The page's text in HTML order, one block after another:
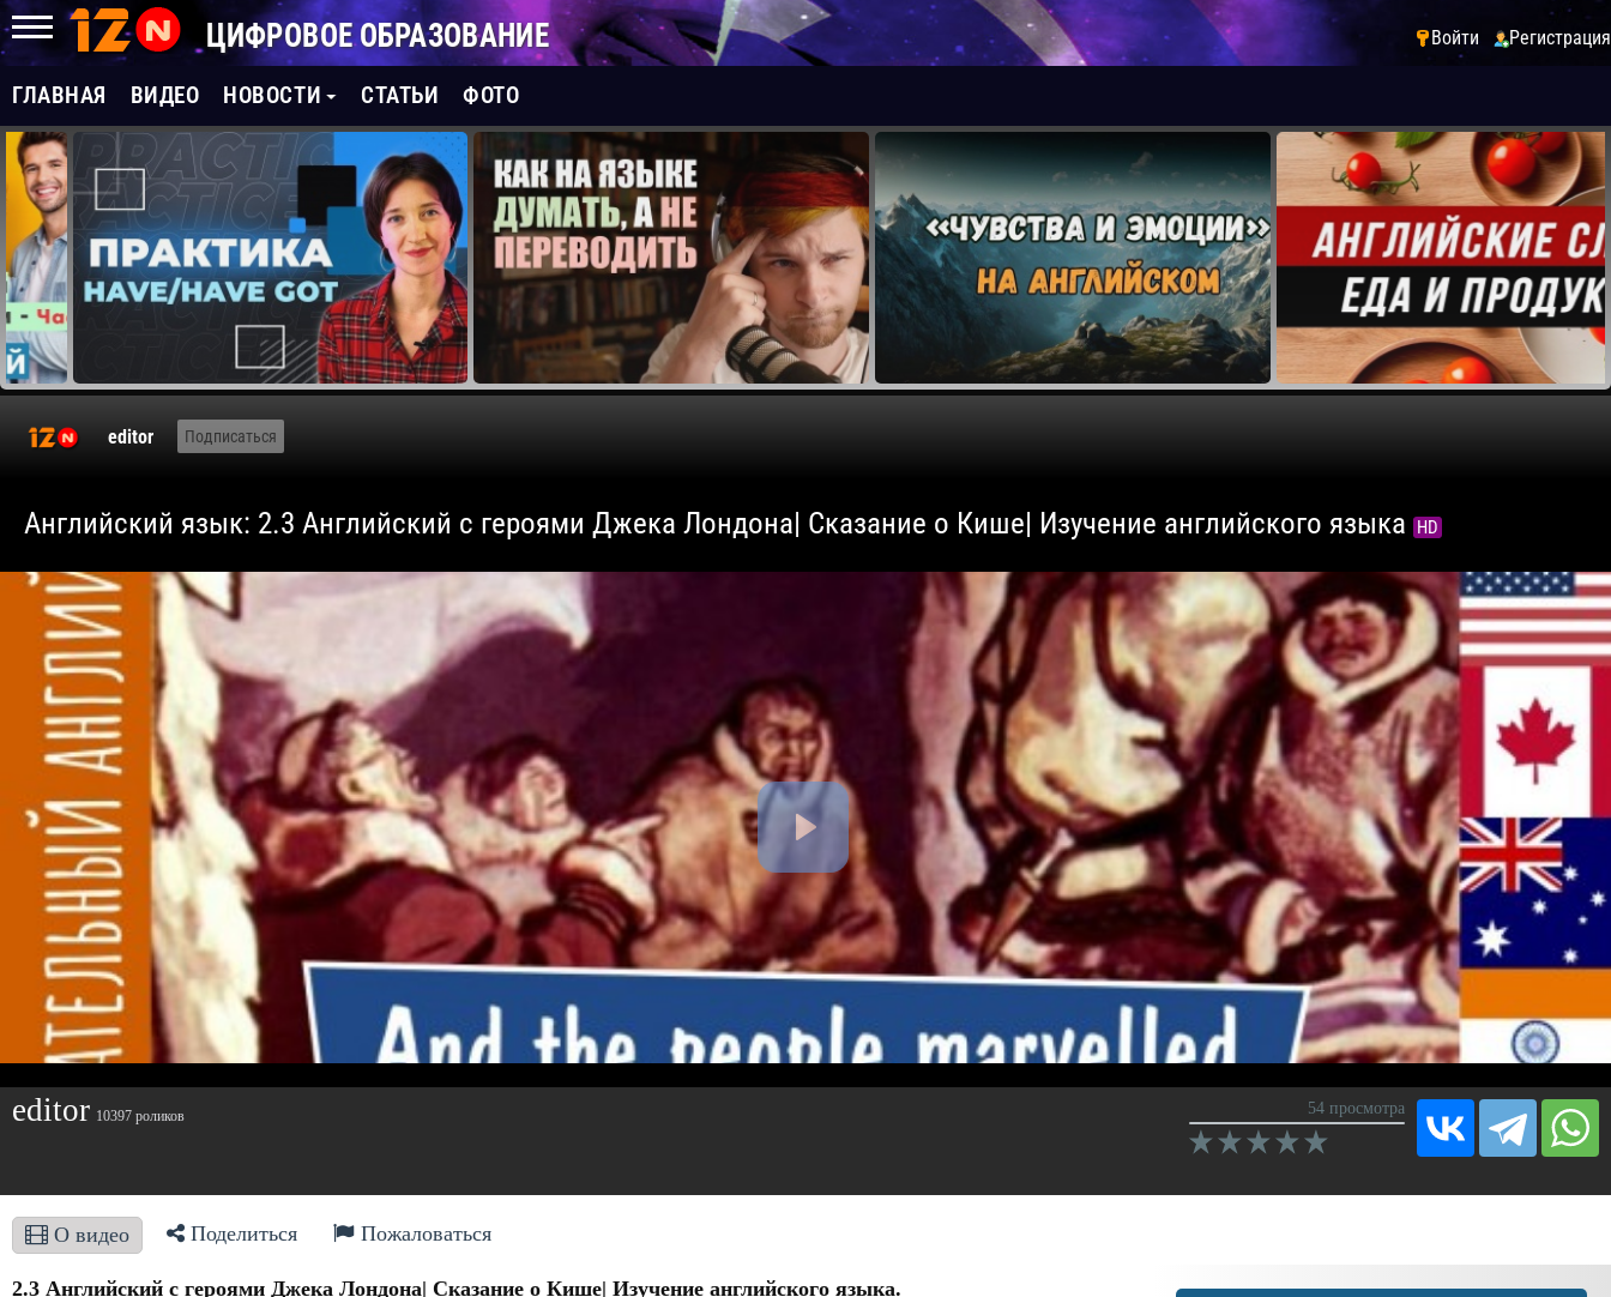
ЦИФРОВОЕ ОБРАЗОВАНИЕ Войти Регистрация
ГЛАВНАЯ ВИДЕО НОВОСТИ СТАТЬИ ФОТО
editor Подписаться
Английский язык: 2.3 Английский с героями Джека Лондона| Сказание о Кише| Изучение английского языка HD
editor 10397 роликов 54 просмотра
О видео Поделиться Пожаловаться
2.3 Английский с героями Джека Лондона| Сказание о Кише| Изучение английского языка.